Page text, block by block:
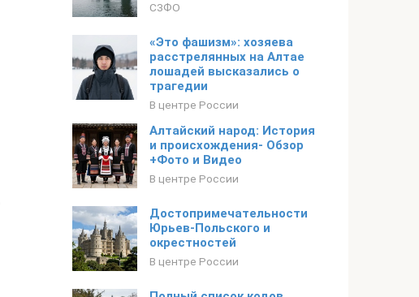
СЗФО
«Это фашизм»: хозяева
расстрелянных на Алтае
лошадей высказались о
трагедии
В центре России
Алтайский народ: История
и происхождения- Обзор
+Фото и Видео
В центре России
Достопримечательности
Юрьев-Польского и
окрестностей
В центре России